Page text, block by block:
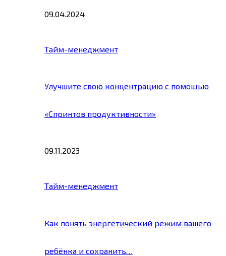
09.04.2024
Тайм-менеджмент
Улучшите свою концентрацию с помощью
«Спринтов продуктивности»
09.11.2023
Тайм-менеджмент
Как понять энергетический режим вашего
ребёнка и сохранить…